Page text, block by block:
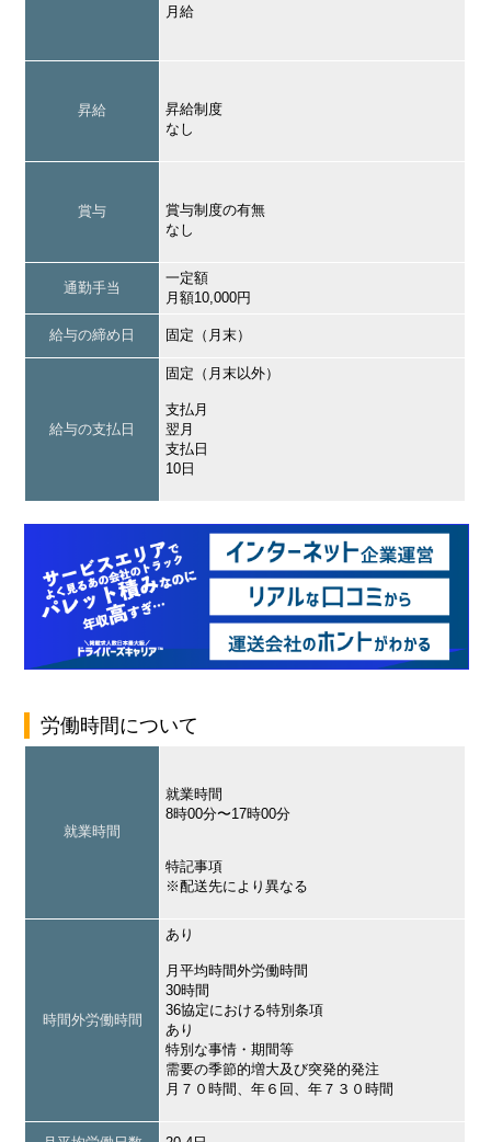
月給
昇給
昇給制度
なし
賞与
賞与制度の有無
なし
通勤手当
一定額
月額10,000円
給与の締め日 固定（月末）
給与の支払日
固定（月末以外）
支払月
翌月
支払日
10日
労働時間について
就業時間
就業時間
8時00分〜17時00分
特記事項
※配送先により異なる
時間外労働時間
あり
月平均時間外労働時間
30時間
36協定における特別条項
あり
特別な事情・期間等
需要の季節的増大及び突発的発注
月７０時間、年６回、年７３０時間